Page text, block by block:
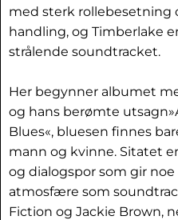
med sterk rollebesetning
handling, og Timberlake
strålende soundtracket.
Her begynner albumet
og hans berømte
Blues«, bluesen finnes
mann og kvinne. Sitatet
og dialogspor som gir
atmosfære som
Fiction og Jackie Brown,